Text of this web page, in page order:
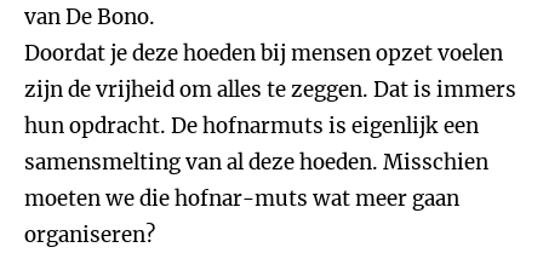
van De Bono.
Doordat je deze hoeden bij mensen opzet voelen
zijn de vrijheid om alles te zeggen. Dat is immers
hun opdracht. De hofnarmuts is eigenlijk een
samensmelting van al deze hoeden. Misschien
moeten we die hofnar-muts wat meer gaan
organiseren?